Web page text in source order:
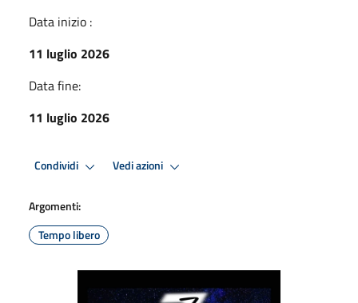
Data inizio :
11 luglio 2026
Data fine:
11 luglio 2026
Condividi Vedi azioni
Argomenti:
Tempo libero